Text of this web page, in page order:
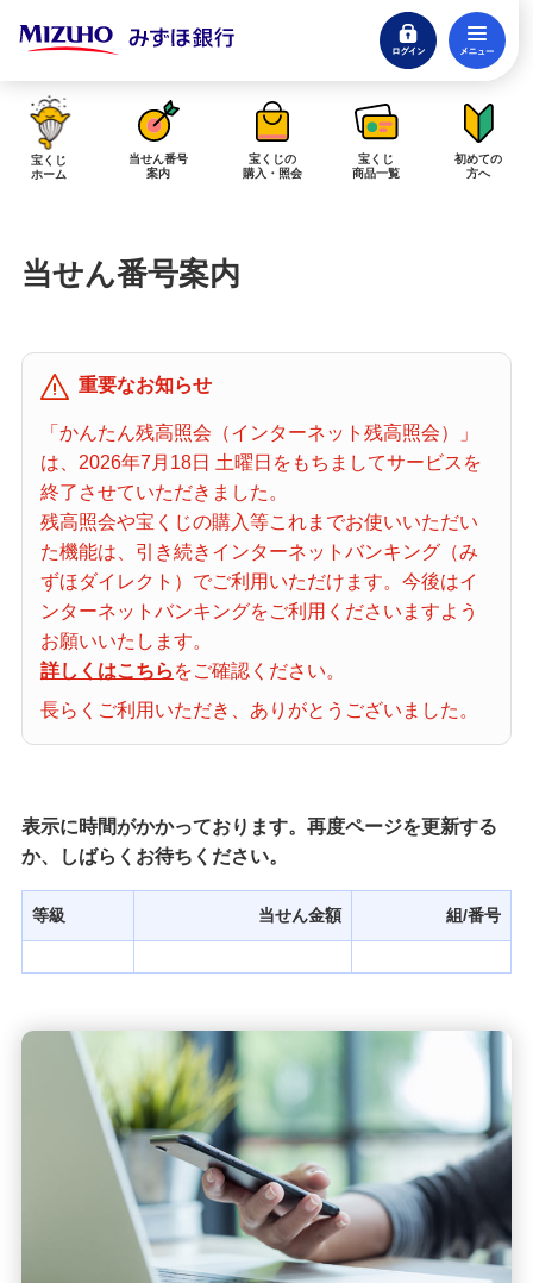
ログイン
閉じる
みずほダイレクトログイン
当せん金の受取方法について
購入した宝くじの確認方法について
「代金が引き落としされない」「購入明細に表示されない」にお答えしま
す。
宝くじホーム
当せん番号案内
宝くじの購入・照会
宝くじ商品一覧
初めての方へ
みずほ銀行店舗・ATM
発売スケジュール
みずほ銀行について
宝くじ
ホーム
当せん番号
案内
宝くじの
購入・照会
宝くじ
商品一覧
初めての
方へ
当せん番号案内
重要なお知らせ
「かんたん残高照会（インターネット残高照会）」
は、2026年7月18日 土曜日をもちましてサービスを
終了させていただきました。
残高照会や宝くじの購入等これまでお使いいただい
た機能は、引き続きインターネットバンキング（み
ずほダイレクト）でご利用いただけます。今後はイ
ンターネットバンキングをご利用くださいますよう
お願いいたします。
詳しくはこちら をご確認ください。
長らくご利用いただき、ありがとうございました。
表示に時間がかかっております。再度ページを更新する
か、しばらくお待ちください。
等級 当せん金額 組/番号